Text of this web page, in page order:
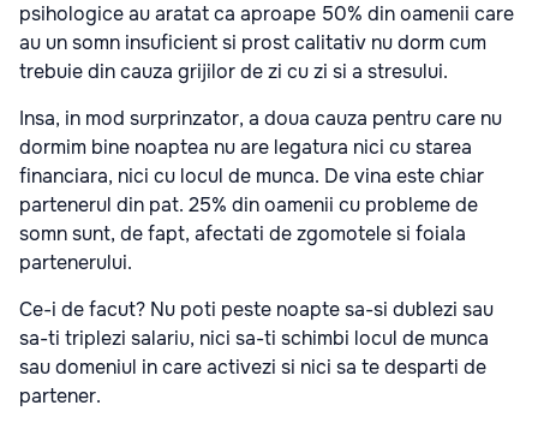
psihologice au aratat ca aproape 50% din oamenii care
au un somn insuficient si prost calitativ nu dorm cum
trebuie din cauza grijilor de zi cu zi si a stresului.
Insa, in mod surprinzator, a doua cauza pentru care nu
dormim bine noaptea nu are legatura nici cu starea
financiara, nici cu locul de munca. De vina este chiar
partenerul din pat. 25% din oamenii cu probleme de
somn sunt, de fapt, afectati de zgomotele si foiala
partenerului.
Ce-i de facut? Nu poti peste noapte sa-si dublezi sau
sa-ti triplezi salariu, nici sa-ti schimbi locul de munca
sau domeniul in care activezi si nici sa te desparti de
partener.